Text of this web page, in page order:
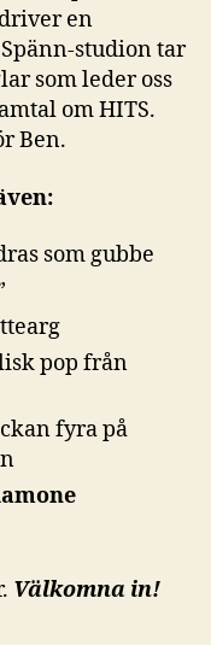
en
Spänn-studion tar
som leder oss
om HITS.
Ben.
som gubbe
pop från
fyra på
Välkomna in!